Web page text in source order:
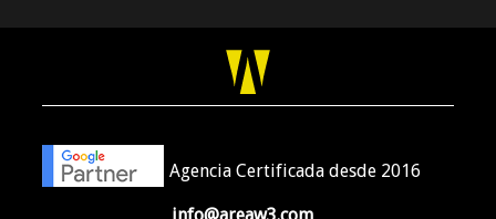
Agencia Certificada desde 2016